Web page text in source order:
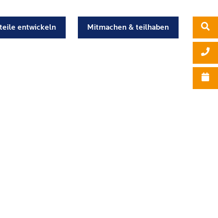
entwickeln Mitmachen & teilhaben